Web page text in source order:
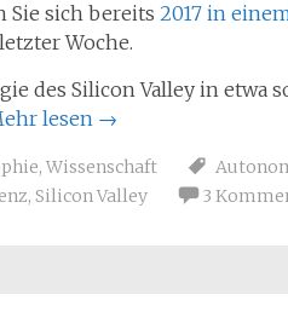
Sie sich bereits 2017 in
Woche.
des Silicon Valley in etwa
lesen →
, Wissenschaft
, Silicon Valley 3